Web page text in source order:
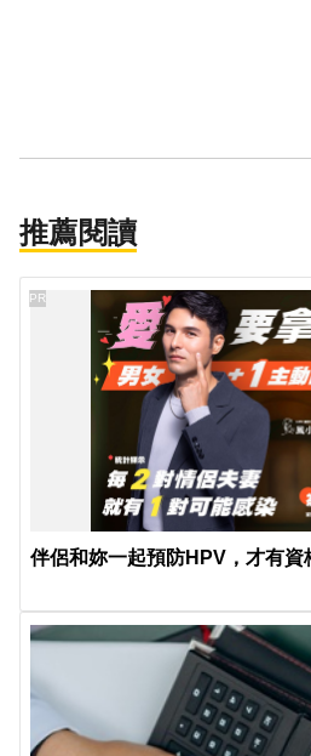
推薦閱讀
伴侶和妳一起預防HPV，才有資
PR